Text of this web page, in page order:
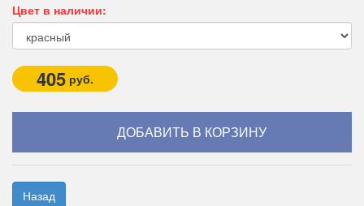
Цвет в наличии:
405 руб.
Назад